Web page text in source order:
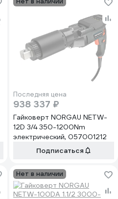
Последняя цена
938 337 ₽
Гайковерт NORGAU NETW-
12D 3/4 350-1200Nm
электрический, 057001212
Подписаться
Нет в наличии